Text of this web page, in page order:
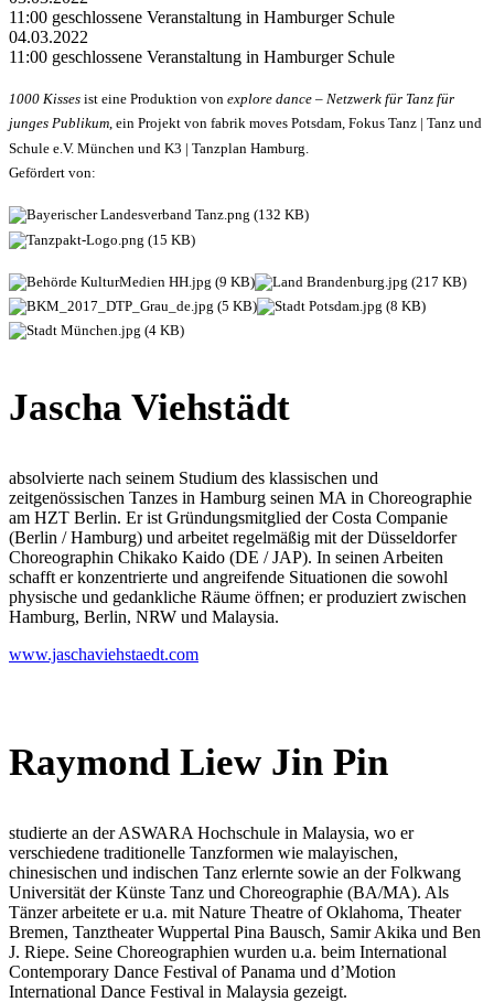
11:00 geschlossene Veranstaltung in Hamburger Schule
04.03.2022
11:00 geschlossene Veranstaltung in Hamburger Schule
1000 Kisses ist eine Produktion von explore dance – Netzwerk für Tanz für
junges Publikum, ein Projekt von fabrik moves Potsdam, Fokus Tanz | Tanz und
Schule e.V. München und K3 | Tanzplan Hamburg.
Gefördert von:
Jascha Viehstädt
absolvierte nach seinem Studium des klassischen und
zeitgenössischen Tanzes in Hamburg seinen MA in Choreographie
am HZT Berlin. Er ist Gründungsmitglied der Costa Companie
(Berlin / Hamburg) und arbeitet regelmäßig mit der Düsseldorfer
Choreographin Chikako Kaido (DE / JAP). In seinen Arbeiten
schafft er konzentrierte und angreifende Situationen die sowohl
physische und gedankliche Räume öffnen; er produziert zwischen
Hamburg, Berlin, NRW und Malaysia.
www.jaschaviehstaedt.com
Raymond Liew Jin Pin
studierte an der ASWARA Hochschule in Malaysia, wo er
verschiedene traditionelle Tanzformen wie malayischen,
chinesischen und indischen Tanz erlernte sowie an der Folkwang
Universität der Künste Tanz und Choreographie (BA/MA). Als
Tänzer arbeitete er u.a. mit Nature Theatre of Oklahoma, Theater
Bremen, Tanztheater Wuppertal Pina Bausch, Samir Akika und Ben
J. Riepe. Seine Choreographien wurden u.a. beim International
Contemporary Dance Festival of Panama und d’Motion
International Dance Festival in Malaysia gezeigt.